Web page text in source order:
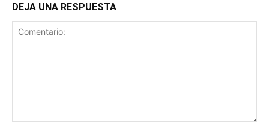
DEJA UNA RESPUESTA